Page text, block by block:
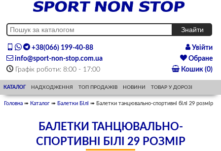
+38(066) 199-40-88
info@sport-non-stop.com.ua
Графік роботи: 8:00 - 17:00
Увійти
Обране
Кошик (0)
КАТАЛОГ НАДХОДЖЕННЯ ТОП ПРОДАЖІВ НОВИНИ ТОВАР У ДОРОЗІ
Головна ➠ Каталог ➠ Балетки Білі ➠ Балетки танцювально-спортивні білі 29 розмір
БАЛЕТКИ ТАНЦЮВАЛЬНО-
СПОРТИВНІ БІЛІ 29 РОЗМІР